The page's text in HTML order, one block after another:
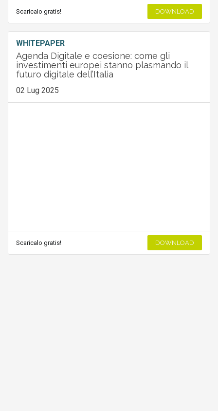
Scaricalo gratis! DOWNLOAD
WHITEPAPER
Agenda Digitale e coesione: come gli
investimenti europei stanno plasmando il
futuro digitale dell’Italia
02 Lug 2025
Scaricalo gratis! DOWNLOAD